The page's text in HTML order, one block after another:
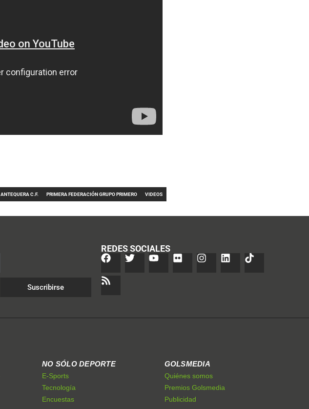
ANTEQUERA C.F. PRIMERA FEDERACIÓN GRUPO PRIMERO VIDEOS
Suscribirse
REDES SOCIALES
NO SÓLO DEPORTE
E-Sports
Tecnología
Encuestas
GOLSMEDIA
Quiénes somos
Premios Golsmedia
Publicidad